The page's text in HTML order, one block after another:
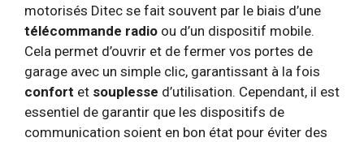
motorisés Ditec se fait souvent par le biais d’une
télécommande radio ou d’un dispositif mobile.
Cela permet d’ouvrir et de fermer vos portes de
garage avec un simple clic, garantissant à la fois
confort et souplesse d’utilisation. Cependant, il est
essentiel de garantir que les dispositifs de
communication soient en bon état pour éviter des